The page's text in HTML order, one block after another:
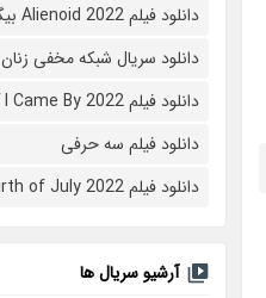
دانلود فیلم Alienoid 2022 بیگانه
دانلود سریال شبکه مخفی زنان
دانلود فیلم I Came By 2022 آمدم
دانلود فیلم سه حرفی
دانلود فیلم Fourth of July 2022 چهارم جولای
آرشیو سریال ها